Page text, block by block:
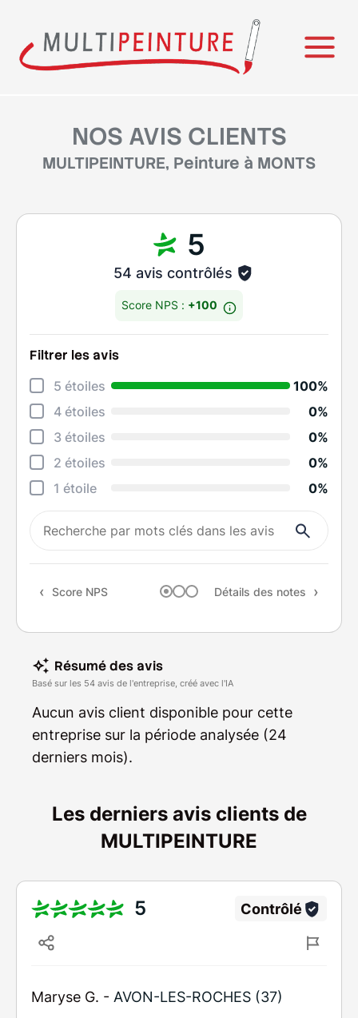
MULTIPEINTURE, Peinture à MONTS
NOS AVIS CLIENTS
5
54 avis contrôlés
Score NPS : +100
Filtrer les avis
5 étoiles
100%
4 étoiles
0%
3 étoiles
0%
2 étoiles
0%
1 étoile
0%
Score NPS Détails des notes
Résumé des avis
Basé sur les 54 avis de l'entreprise, créé avec l'IA
Aucun avis client disponible pour cette
entreprise sur la période analysée (24
derniers mois).
Les derniers avis clients de
MULTIPEINTURE
5 Contrôlé
Maryse G. - AVON-LES-ROCHES (37)